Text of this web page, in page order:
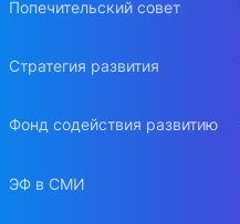
Попечительский совет
Стратегия развития
Фонд содействия развитию
ЭФ в СМИ